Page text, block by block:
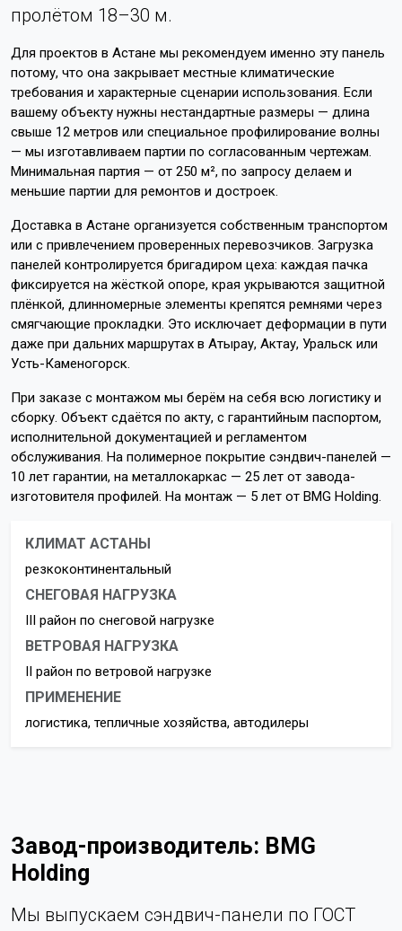
пролётом 18–30 м.
Для проектов в Астане мы рекомендуем именно эту панель
потому, что она закрывает местные климатические
требования и характерные сценарии использования. Если
вашему объекту нужны нестандартные размеры — длина
свыше 12 метров или специальное профилирование волны
— мы изготавливаем партии по согласованным чертежам.
Минимальная партия — от 250 м², по запросу делаем и
меньшие партии для ремонтов и достроек.
Доставка в Астане организуется собственным транспортом
или с привлечением проверенных перевозчиков. Загрузка
панелей контролируется бригадиром цеха: каждая пачка
фиксируется на жёсткой опоре, края укрываются защитной
плёнкой, длинномерные элементы крепятся ремнями через
смягчающие прокладки. Это исключает деформации в пути
даже при дальних маршрутах в Атырау, Актау, Уральск или
Усть-Каменогорск.
При заказе с монтажом мы берём на себя всю логистику и
сборку. Объект сдаётся по акту, с гарантийным паспортом,
исполнительной документацией и регламентом
обслуживания. На полимерное покрытие сэндвич-панелей —
10 лет гарантии, на металлокаркас — 25 лет от завода-
изготовителя профилей. На монтаж — 5 лет от BMG Holding.
КЛИМАТ АСТАНЫ
резкоконтинентальный
СНЕГОВАЯ НАГРУЗКА
III район по снеговой нагрузке
ВЕТРОВАЯ НАГРУЗКА
II район по ветровой нагрузке
ПРИМЕНЕНИЕ
логистика, тепличные хозяйства, автодилеры
Завод-производитель: BMG
Holding
Мы выпускаем сэндвич-панели по ГОСТ